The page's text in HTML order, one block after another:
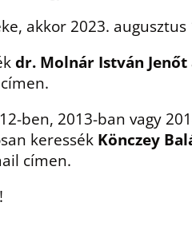
akkor 2023.
dr. Molnár István Jenőt
ben, 2013-ban vagy
keressék Könczey
címen.